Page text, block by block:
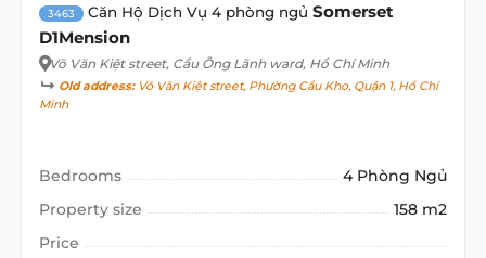
3463 Căn Hộ Dịch Vụ 4 phòng ngủ Somerset
D1Mension
Võ Văn Kiệt street, Cầu Ông Lãnh ward, Hồ Chí Minh
Old address:Võ Văn Kiệt street, Phường Cầu Kho, Quận 1, Hồ Chí
Minh
Bedrooms
4 Phòng Ngủ
Property size
158 m2
Price